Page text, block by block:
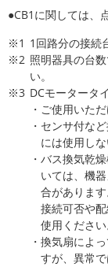
●CB1に関しては、
※1 1回路分の接続
※2 照明器具の台
い。
※3 DCモータータ
・ご使用いた
・センサ付な
には使用しな
・バス換気乾
いては、機
合があります
接続可否や
使用ください
・換気扇によ
すが、異常で